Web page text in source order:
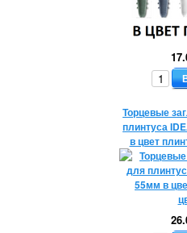
Торцевые
плинтуса
в цвет